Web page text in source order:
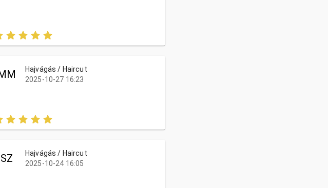
Hajvágás / Haircut
2025-10-27 16:23
SZ
Hajvágás / Haircut
2025-10-24 16:05